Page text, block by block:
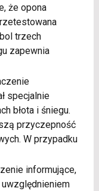
że opona
trzech
zapewnia
specjalnie
błota i śniegu.
przyczepność
W przypadku
informujące,